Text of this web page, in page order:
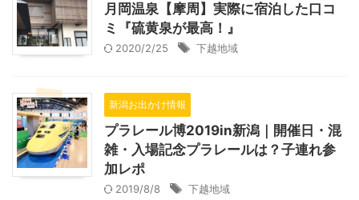
月岡温泉【摩周】実際に宿泊した口コ
ミ『硫黄泉が最高！』
2020/2/25 下越地域
新潟お出かけ情報
プラレール博2019in新潟｜開催日・混
雑・入場記念プラレールは？子連れ参
加レポ
2019/8/8 下越地域